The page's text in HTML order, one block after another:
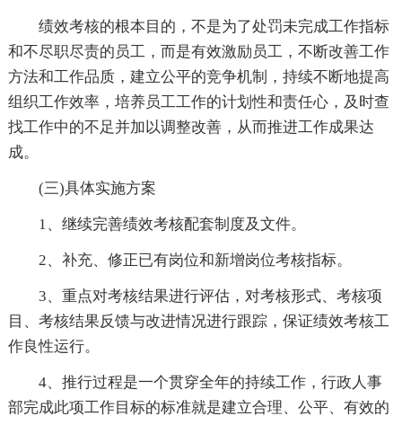
绩效考核的根本目的，不是为了处罚未完成工作指标
和不尽职尽责的员工，而是有效激励员工，不断改善工作
方法和工作品质，建立公平的竞争机制，持续不断地提高
组织工作效率，培养员工工作的计划性和责任心，及时查
找工作中的不足并加以调整改善，从而推进工作成果达
成。
(三)具体实施方案
1、继续完善绩效考核配套制度及文件。
2、补充、修正已有岗位和新增岗位考核指标。
3、重点对考核结果进行评估，对考核形式、考核项
目、考核结果反馈与改进情况进行跟踪，保证绩效考核工
作良性运行。
4、推行过程是一个贯穿全年的持续工作，行政人事
部完成此项工作目标的标准就是建立合理、公平、有效的